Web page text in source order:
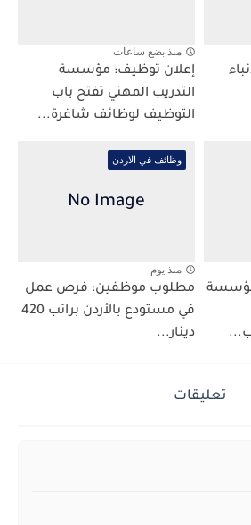
منذ بضع ساعات
إعلان توظيف: مؤسسة
التدريب المهني تفتح باب
التوظيف لوظائف شاغرة...
وظائف في الاردن
منذ يوم
مطلوب موظفين: فرص عمل
في مستودع بالأردن براتب 420
دينار...
تعليقات